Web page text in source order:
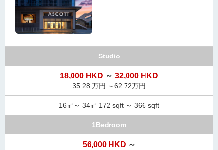
ッ
ま
Studio
18,000 HKD ～ 32,000 HKD
35.28 万円 ～62.72万円
16㎡～ 34㎡ 172 sqft ～ 366 sqft
1Bedroom
56,000 HKD ～